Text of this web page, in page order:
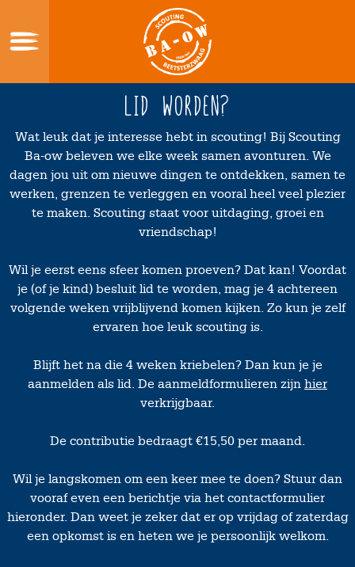
content
Wie zijn wij
Wat doe je bij scouting?
Lid Worden?
Verhuur
Contact
Lid Worden?
Wat leuk dat je interesse hebt in scouting! Bij Scouting
Ba-ow beleven we elke week samen avonturen. We
dagen jou uit om nieuwe dingen te ontdekken, samen te
werken, grenzen te verleggen en vooral heel veel plezier
te maken. Scouting staat voor uitdaging, groei en
vriendschap!
Wil je eerst eens sfeer komen proeven? Dat kan! Voordat
je (of je kind) besluit lid te worden, mag je 4 achtereen
volgende weken vrijblijvend komen kijken. Zo kun je zelf
ervaren hoe leuk scouting is.
Blijft het na die 4 weken kriebelen? Dan kun je je
aanmelden als lid. De aanmeldformulieren zijn hier
verkrijgbaar.
De contributie bedraagt €15,50 per maand.
Wil je langskomen om een keer mee te doen? Stuur dan
vooraf even een berichtje via het contactformulier
hieronder. Dan weet je zeker dat er op vrijdag of zaterdag
een opkomst is en heten we je persoonlijk welkom.